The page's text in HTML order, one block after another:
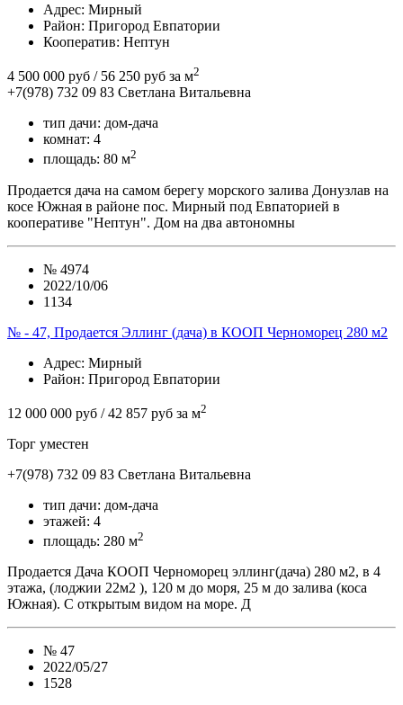
Адрес: Мирный
Район: Пригород Евпатории
Кооператив: Нептун
4 500 000 руб / 56 250 руб за м2
+7(978) 732 09 83 Cветлана Витальевна
тип дачи: дом-дача
комнат: 4
площадь: 80 м2
Продается дача на самом берегу морского залива Донузлав на
косе Южная в районе пос. Мирный под Евпаторией в
кооперативе "Нептун". Дом на два автономны
№ 4974
2022/10/06
1134
№ - 47, Продается Эллинг (дача) в КООП Черноморец 280 м2
Адрес: Мирный
Район: Пригород Евпатории
12 000 000 руб / 42 857 руб за м2
Торг уместен
+7(978) 732 09 83 Cветлана Витальевна
тип дачи: дом-дача
этажей: 4
площадь: 280 м2
Продается Дача КООП Черноморец эллинг(дача) 280 м2, в 4
этажа, (лоджии 22м2 ), 120 м до моря, 25 м до залива (коса
Южная). С открытым видом на море. Д
№ 47
2022/05/27
1528